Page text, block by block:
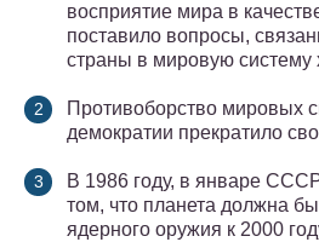
восприятие мира в
поставило вопросы,
страны в мировую систему
Противоборство мировых
демократии прекратило
В 1986 году, в январе
том, что планета должна
ядерного оружия к 2000